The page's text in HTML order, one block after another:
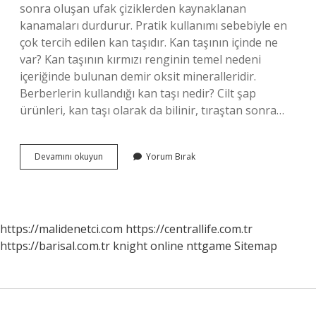
sonra oluşan ufak çiziklerden kaynaklanan
kanamaları durdurur. Pratik kullanımı sebebiyle en
çok tercih edilen kan taşıdır. Kan taşının içinde ne
var? Kan taşının kırmızı renginin temel nedeni
içeriğinde bulunan demir oksit mineralleridir.
Berberlerin kullandığı kan taşı nedir? Cilt şap
ürünleri, kan taşı olarak da bilinir, tıraştan sonra…
Devamını okuyun
Taşı
Yorum Bırak
https://malidenetci.com https://centrallife.com.tr
https://barisal.com.tr knight online nttgame Sitemap